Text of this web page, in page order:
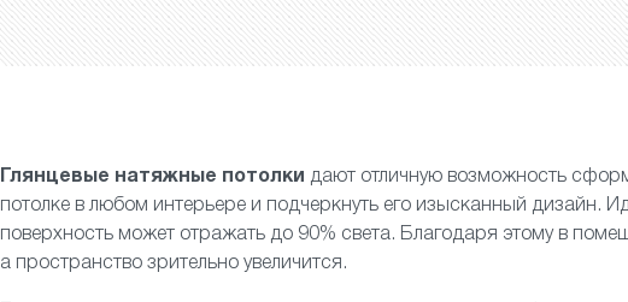
Глянцевые натяжные потолки дают отличную возможность
потолке в любом интерьере и подчеркнуть его изысканный дизайн.
поверхность может отражать до 90% света. Благодаря этому в
а пространство зрительно увеличится.